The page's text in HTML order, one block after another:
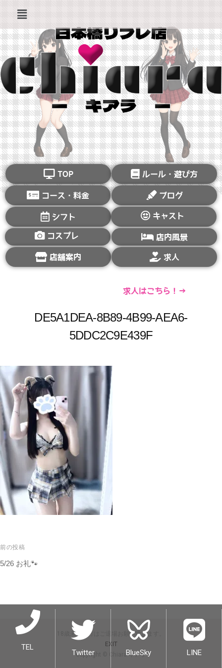
TOP ルール・遊び方
コース・料金 ブログ
シフト キャスト
コスプレ 店内風景
店舗案内 求人
TEL
Twitter BlueSky LINE
求人はこちら！→
DE5A1DEA-8B89-4B99-AEA6-
5DDC2C9E439F
前の投稿
5/26 お礼🐾
18歳未満の方はご退場お願い致します。
EXIT
copyright © Chiara キアラ